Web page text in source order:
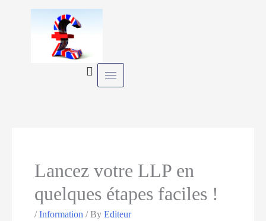
Lancez votre LLP en
quelques étapes faciles !
/Information / ByEditeur